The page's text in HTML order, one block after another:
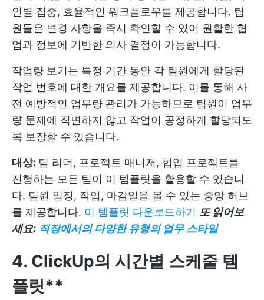
인별 집중, 효율적인 워크플로우를 제공합니다. 팀
원들은 변경 사항을 즉시 확인할 수 있어 원활한 협
업과 정보에 기반한 의사 결정이 가능합니다.
작업량 보기는 특정 기간 동안 각 팀원에게 할당된
작업 번호에 대한 개요를 제공합니다. 이를 통해 사
전 예방적인 업무량 관리가 가능하므로 팀원이 업무
량 문제에 직면하지 않고 작업이 공정하게 할당되도
록 보장할 수 있습니다.
대상: 팀 리더, 프로젝트 매니저, 협업 프로젝트를
진행하는 모든 팀이 이 템플릿을 활용할 수 있습니
다. 팀원 일정, 작업, 마감일을 볼 수 있는 중앙 허브
를 제공합니다. 이 템플릿 다운로드하기 또 읽어보
세요: 직장에서의 다양한 유형의 업무 스타일
4. ClickUp의 시간별 스케줄 템
플릿**